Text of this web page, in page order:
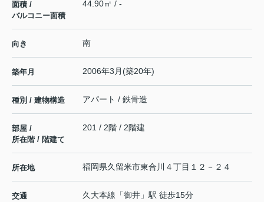
面積 /
バルコニー面積
44.90㎡ / -
向き 南
築年月 2006年3月(築20年)
種別 / 建物構造 アパート / 鉄骨造
部屋 /
所在階 / 階建て
201 / 2階 / 2階建
所在地 福岡県久留米市東合川 ４丁目１２－２４
交通 久大本線 「御井 」駅 徒歩15分